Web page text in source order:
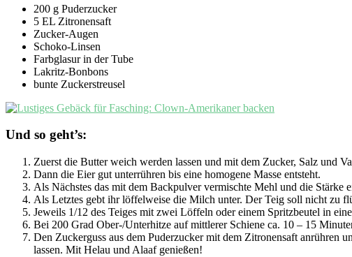
200 g Puderzucker
5 EL Zitronensaft
Zucker-Augen
Schoko-Linsen
Farbglasur in der Tube
Lakritz-Bonbons
bunte Zuckerstreusel
Und so geht’s:
Zuerst die Butter weich werden lassen und mit dem Zucker, Salz und
Dann die Eier gut unterrühren bis eine homogene Masse entsteht.
Als Nächstes das mit dem Backpulver vermischte Mehl und die Stärke
Als Letztes gebt ihr löffelweise die Milch unter. Der Teig soll nicht zu
Jeweils 1/12 des Teiges mit zwei Löffeln oder einem Spritzbeutel in
Bei 200 Grad Ober-/Unterhitze auf mittlerer Schiene ca. 10 – 15
Den Zuckerguss aus dem Puderzucker mit dem Zitronensaft anrühren
lassen. Mit Helau und Alaaf genießen!